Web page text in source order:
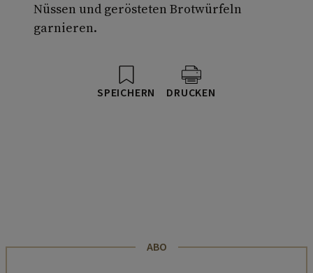
Nüssen und gerösteten Brotwürfeln
garnieren.
SPEICHERN DRUCKEN
ABO